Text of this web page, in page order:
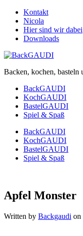
Kontakt
Nicola
Hier sind wir dabei
Downloads
Backen, kochen,
BackGAUDI
KochGAUDI
BastelGAUDI
Spiel & Spaß
BackGAUDI
KochGAUDI
BastelGAUDI
Spiel & Spaß
Apfel Monster
Written by Backgaudi on